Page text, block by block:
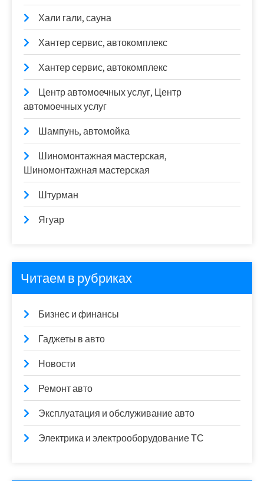
Хали гали, сауна
Хантер сервис, автокомплекс
Хантер сервис, автокомплекс
Центр автомоечных услуг, Центр
автомоечных услуг
Шампунь, автомойка
Шиномонтажная мастерская,
Шиномонтажная мастерская
Штурман
Ягуар
Читаем в рубриках
Бизнес и финансы
Гаджеты в авто
Новости
Ремонт авто
Эксплуатация и обслуживание авто
Электрика и электрооборудование ТС